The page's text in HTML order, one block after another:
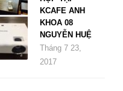
KCAFE ANH
KHOA 08
NGUYỄN HUỆ
Tháng 7 23,
2017